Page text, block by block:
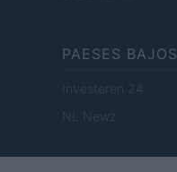
PAESES BAJOS
Investeren 24
NL Newz